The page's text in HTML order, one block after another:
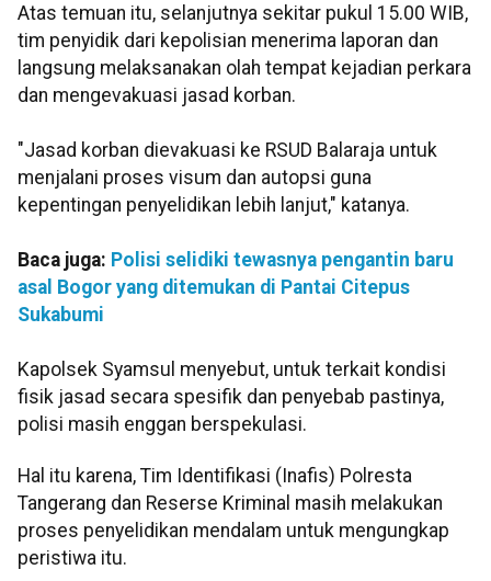
Atas temuan itu, selanjutnya sekitar pukul 15.00 WIB,
tim penyidik dari kepolisian menerima laporan dan
langsung melaksanakan olah tempat kejadian perkara
dan mengevakuasi jasad korban.
"Jasad korban dievakuasi ke RSUD Balaraja untuk
menjalani proses visum dan autopsi guna
kepentingan penyelidikan lebih lanjut," katanya.
Baca juga: Polisi selidiki tewasnya pengantin baru
asal Bogor yang ditemukan di Pantai Citepus
Sukabumi
Kapolsek Syamsul menyebut, untuk terkait kondisi
fisik jasad secara spesifik dan penyebab pastinya,
polisi masih enggan berspekulasi.
Hal itu karena, Tim Identifikasi (Inafis) Polresta
Tangerang dan Reserse Kriminal masih melakukan
proses penyelidikan mendalam untuk mengungkap
peristiwa itu.